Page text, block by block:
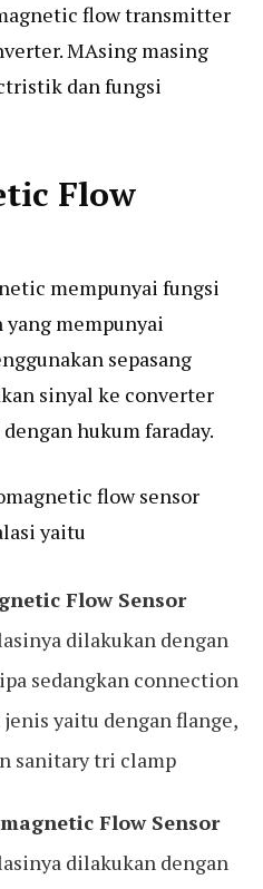
flow transmitter
MAsing masing
dan fungsi
Flow
mempunyai fungsi
mempunyai
sepasang
sinyal ke converter
hukum faraday.
flow sensor
yaitu
Flow Sensor
dilakukan dengan
sedangkan connection
jenis yaitu dengan flange,
sanitary tri clamp
Flow Sensor
dilakukan dengan